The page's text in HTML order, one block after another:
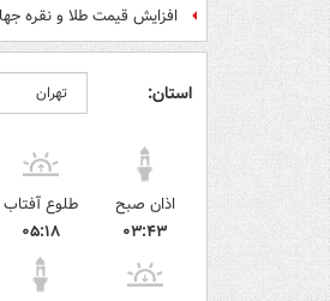
افزایش قیمت طلا و نقره
استان:
اذان صبح
۰۳:۴۳
طلوع آفتاب
۰۵:۱۸